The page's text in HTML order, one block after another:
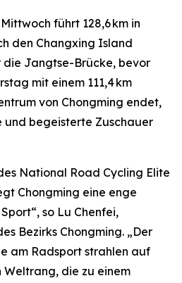
führt 128,6 km in
den Changxing Island
die Jangtse-Brücke, bevor
mit einem 111,4 km
von Chongming endet,
und begeisterte Zuschauer
National Road Cycling Elite
Chongming eine enge
so Lu Chenfei,
Bezirks Chongming. „Der
am Radsport strahlen auf
Weltrang, die zu einem